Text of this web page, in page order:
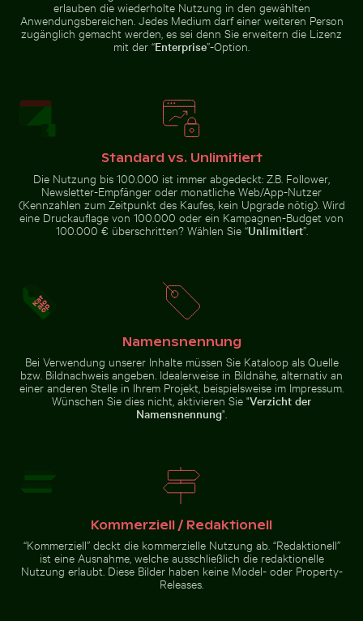
Prächtige Fassade des Wat Kanan Tempels in
Sonnenuntergang
Seitenspiegel eines Autos mit Schnee bedeckt
Seitenspiegel eines Autos mit
Schnee bedeckt
Luftaufnahme des Dorfes
Luftaufnahme des Dorfes Mandraki
auf der Insel Nisyros
Dramatischer Blitzschlag über ländlicher Landschaft
Dramatischer Blitzschlag über ländlicher
Landschaft
Luftaufnahme von Laem Haad Beach, Koh Yao Yai
erlauben die wiederholte Nutzung in den gewählten
Anwendungsbereichen. Jedes Medium darf einer weiteren Person
zugänglich gemacht werden, es sei denn Sie erweitern die Lizenz
mit der “Enterprise”-Option.
Standard vs. Unlimitiert
Die Nutzung bis 100.000 ist immer abgedeckt: Z.B. Follower,
Newsletter-Empfänger oder monatliche Web/App-Nutzer
(Kennzahlen zum Zeitpunkt des Kaufes, kein Upgrade nötig). Wird
eine Druckauflage von 100.000 oder ein Kampagnen-Budget von
100.000 € überschritten? Wählen Sie “Unlimitiert”.
Namensnennung
Bei Verwendung unserer Inhalte müssen Sie Kataloop als Quelle
bzw. Bildnachweis angeben. Idealerweise in Bildnähe, alternativ an
einer anderen Stelle in Ihrem Projekt, beispielsweise im Impressum.
Wünschen Sie dies nicht, aktivieren Sie "Verzicht der
Namensnennung".
Kommerziell / Redaktionell
“Kommerziell” deckt die kommerzielle Nutzung ab. “Redaktionell”
ist eine Ausnahme, welche ausschließlich die redaktionelle
Nutzung erlaubt. Diese Bilder haben keine Model- oder Property-
Releases.